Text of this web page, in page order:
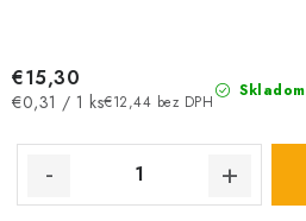
Skladom
€12,44 bez DPH
€15,30
Jednotková
€0,31 / 1 ks